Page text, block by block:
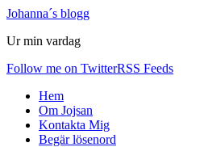
Johanna´s blogg
Ur min vardag
Follow me on TwitterRSS Feeds
Hem
Om Jojsan
Kontakta Mig
Begär lösenord